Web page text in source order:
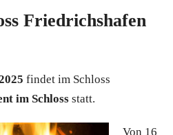
Friedrichshafen
findet im Schloss
im Schloss statt.
Von 16